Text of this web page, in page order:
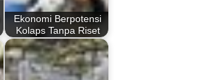
Ekonomi Berpotensi
Kolaps Tanpa Riset